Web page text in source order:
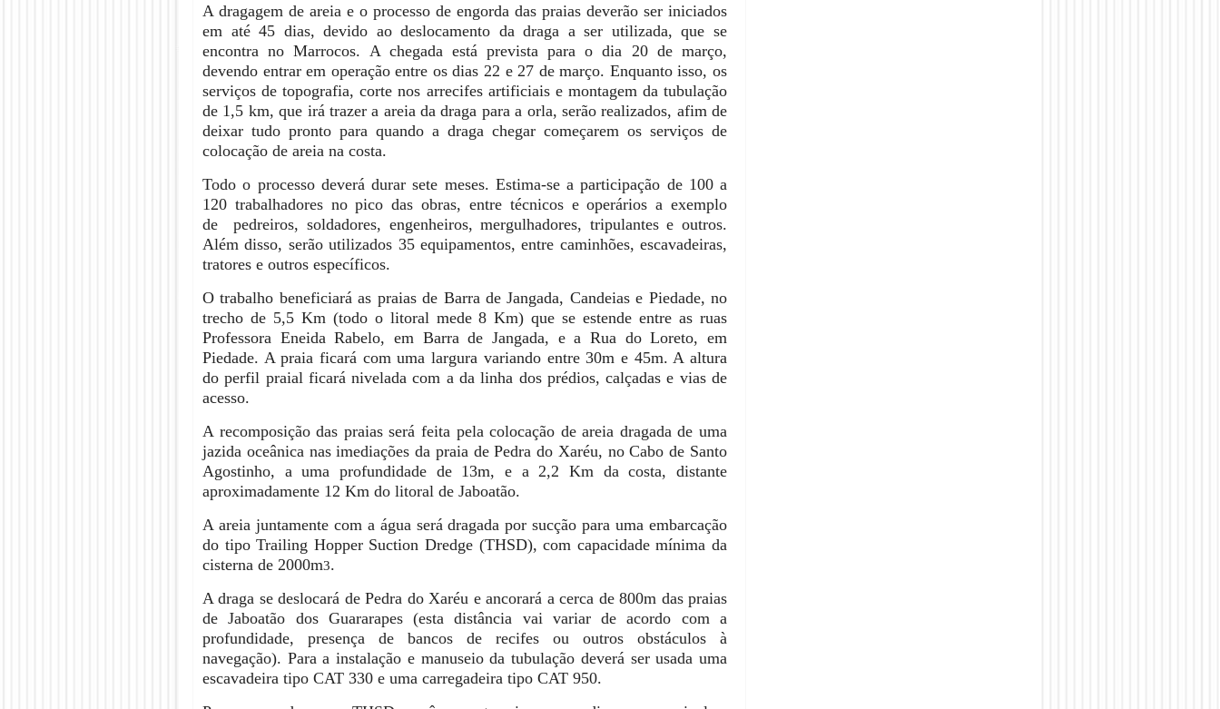
A dragagem de areia e o processo de engorda das praias deverão ser iniciados
em até 45 dias, devido ao deslocamento da draga a ser utilizada, que se
encontra no Marrocos. A chegada está prevista para o dia 20 de março,
devendo entrar em operação entre os dias 22 e 27 de março. Enquanto isso, os
serviços de topografia, corte nos arrecifes artificiais e montagem da tubulação
de 1,5 km, que irá trazer a areia da draga para a orla, serão realizados, afim de
deixar tudo pronto para quando a draga chegar começarem os serviços de
colocação de areia na costa.
Todo o processo deverá durar sete meses. Estima-se a participação de 100 a
120 trabalhadores no pico das obras, entre técnicos e operários a exemplo
de pedreiros, soldadores, engenheiros, mergulhadores, tripulantes e outros.
Além disso, serão utilizados 35 equipamentos, entre caminhões, escavadeiras,
tratores e outros específicos.
O trabalho beneficiará as praias de Barra de Jangada, Candeias e Piedade, no
trecho de 5,5 Km (todo o litoral mede 8 Km) que se estende entre as ruas
Professora Eneida Rabelo, em Barra de Jangada, e a Rua do Loreto, em
Piedade. A praia ficará com uma largura variando entre 30m e 45m. A altura
do perfil praial ficará nivelada com a da linha dos prédios, calçadas e vias de
acesso.
A recomposição das praias será feita pela colocação de areia dragada de uma
jazida oceânica nas imediações da praia de Pedra do Xaréu, no Cabo de Santo
Agostinho, a uma profundidade de 13m, e a 2,2 Km da costa, distante
aproximadamente 12 Km do litoral de Jaboatão.
A areia juntamente com a água será dragada por sucção para uma embarcação
do tipo Trailing Hopper Suction Dredge (THSD), com capacidade mínima da
cisterna de 2000m3.
A draga se deslocará de Pedra do Xaréu e ancorará a cerca de 800m das praias
de Jaboatão dos Guararapes (esta distância vai variar de acordo com a
profundidade, presença de bancos de recifes ou outros obstáculos à
navegação). Para a instalação e manuseio da tubulação deverá ser usada uma
escavadeira tipo CAT 330 e uma carregadeira tipo CAT 950.